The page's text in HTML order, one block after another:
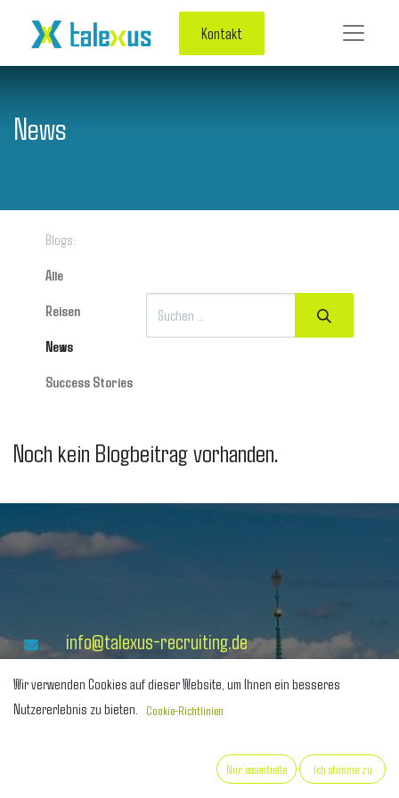
Kontakt
News
Blogs:
Alle
Reisen
News
Success Stories
Noch kein Blogbeitrag vorhanden.
info@talexus-recruiting.de
040 35 774 393
0176 3411 0152
Wir verwenden Cookies auf dieser Website, um Ihnen ein besseres
Nutzererlebnis zu bieten.
Cookie-Richtlinien
Nur essentielle Ich stimme zu